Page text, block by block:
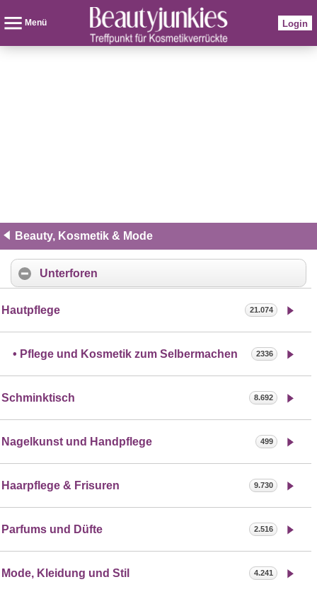
Menü Login
Beauty, Kosmetik & Mode
Unterforen
Hautpflege 21.074
Pflege und Kosmetik zum Selbermachen 2336
Schminktisch 8.692
Nagelkunst und Handpflege 499
Haarpflege & Frisuren 9.730
Parfums und Düfte 2.516
Mode, Kleidung und Stil 4.241